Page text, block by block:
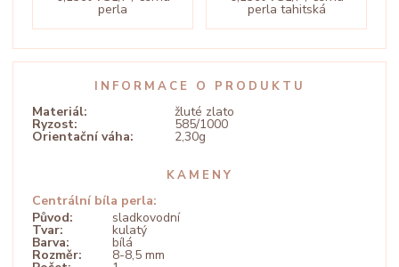
perla perla tahitská
INFORMACE O PRODUKTU
Materiál: žluté zlato
Ryzost: 585/1000
Orientační váha: 2,30g
KAMENY
Centrální bíla perla:
Původ:
sladkovodní
Tvar: kulatý
Barva: bílá
Rozměr: 8-8,5 mm